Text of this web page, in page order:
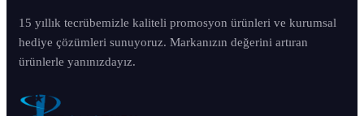
15 yıllık tecrübemizle kaliteli promosyon ürünleri ve kurumsal
hediye çözümleri sunuyoruz. Markanızın değerini artıran
ürünlerle yanınızdayız.